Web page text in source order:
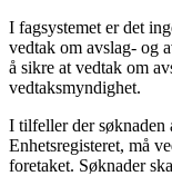
I fagsystemet er det
vedtak om avslag- og
å sikre at vedtak om
vedtaksmyndighet.
I tilfeller der søknaden
Enhetsregisteret, må
foretaket. Søknader